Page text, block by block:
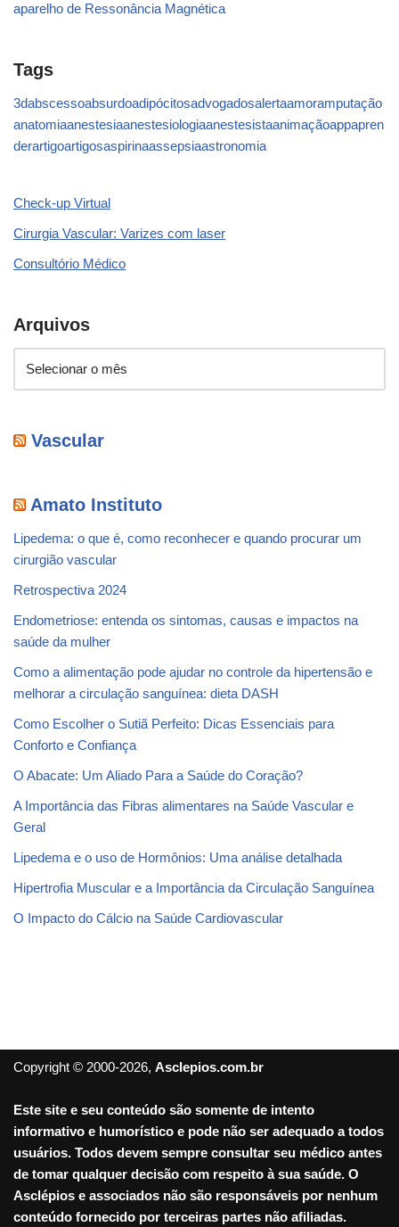
aparelho de Ressonância Magnética
Tags
3dabscessoabsurdoadipócitosadvogadosalertaamoramputação
anatomiaanestesiaanestesiologiaanestesistaanimaçãoappapren
derartigoartigosaspirinaassepsiaastronomia
Check-up Virtual
Cirurgia Vascular: Varizes com laser
Consultório Médico
Arquivos
Vascular
Amato Instituto
Lipedema: o que é, como reconhecer e quando procurar um
cirurgião vascular
Retrospectiva 2024
Endometriose: entenda os sintomas, causas e impactos na
saúde da mulher
Como a alimentação pode ajudar no controle da hipertensão e
melhorar a circulação sanguínea: dieta DASH
Como Escolher o Sutiã Perfeito: Dicas Essenciais para
Conforto e Confiança
O Abacate: Um Aliado Para a Saúde do Coração?
A Importância das Fibras alimentares na Saúde Vascular e
Geral
Lipedema e o uso de Hormônios: Uma análise detalhada
Hipertrofia Muscular e a Importância da Circulação Sanguínea
O Impacto do Cálcio na Saúde Cardiovascular
Copyright © 2000-2026, Asclepios.com.br
Este site e seu conteúdo são somente de intento
informativo e humorístico e pode não ser adequado a todos
usuários. Todos devem sempre consultar seu médico antes
de tomar qualquer decisão com respeito à sua saúde. O
Asclépios e associados não são responsáveis por nenhum
conteúdo fornecido por terceiras partes não afiliadas.